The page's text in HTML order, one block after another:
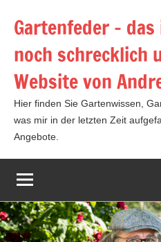
InhaltGartenfeder –
noch schrecklich
Website von
Hier finden Sie Gartenwissen,
was mir in der letzten Zeit
Angebote.